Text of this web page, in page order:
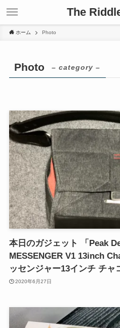
The
ホーム Photo
Photo – category –
本日のガジェット 「Peak
MESSENGER V1 13inch
ッセンジャー13インチ チャ
2020年6月27日